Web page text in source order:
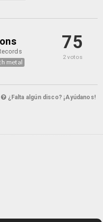
metal
75
2 votos
¿Falta algún disco? ¡Ayúdanos!